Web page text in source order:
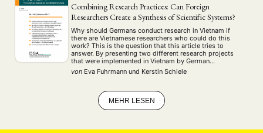
Combining Research Practices: Can Foreign
Researchers Create a Synthesis of Scientific Systems?
Why should Germans conduct research in Vietnam if
there are Vietnamese researchers who could do this
work? This is the question that this article tries to
answer. By presenting two different research projects
that were implemented in Vietnam by German
researchers, the special role that what we call the
“transcultural researcher” holds will be analyzed. …
von Eva Fuhrmann und Kerstin Schiele
MEHR LESEN